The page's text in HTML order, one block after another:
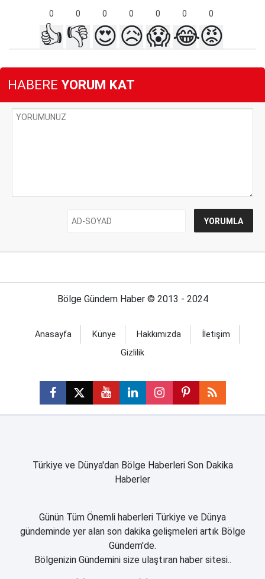
0 0 0 0 0 0 0
👍 👎 😍😥😱😂😡
HABERE YORUM KAT
Bölge Gündem Haber © 2013 - 2024
Anasayfa Künye Hakkımızda
İletişim
Gizlilik
Türkiye ve Dünya'dan Bölge Haberleri Son Dakika
Haberler
Günün Tüm Önemli haberleri Türkiye ve Dünya
gündeminde yer alan son dakika gelişmeleri artık Bölge
Gündem'de.
Bölgenizin Gündemini size ulaştıran haber sitesi..